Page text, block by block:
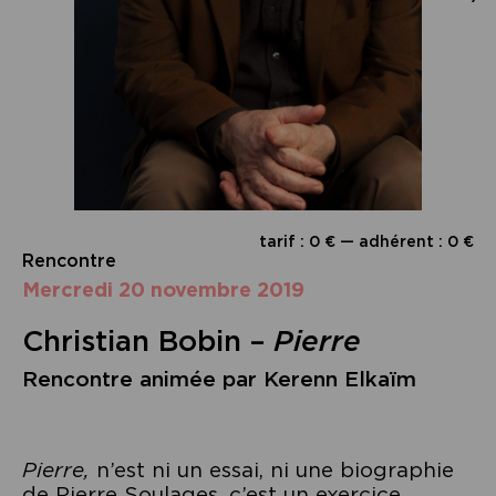
tarif : 0 € — adhérent : 0 €
Rencontre
mercredi 20 novembre 2019
Christian Bobin – Pierre
Rencontre animée par Kerenn Elkaïm
Pierre, n’est ni un essai, ni une biographie